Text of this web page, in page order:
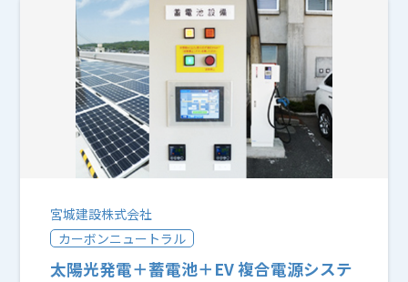
宮城建設株式会社
カーボンニュートラル
太陽光発電＋蓄電池＋EV 複合電源システ